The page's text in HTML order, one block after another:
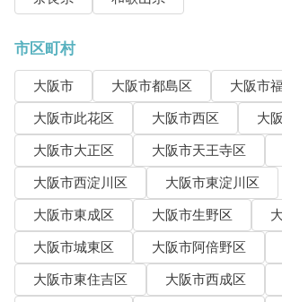
市区町村
大阪市 大阪市都島区
大阪市
大阪市此花区
大阪市西区
大
大阪市大正区
大阪市天王寺区
大阪市西淀川区
大阪市東淀川区
大阪市東成区
大阪市生野区
大阪市城東区
大阪市阿倍野区
大阪市東住吉区
大阪市西成区